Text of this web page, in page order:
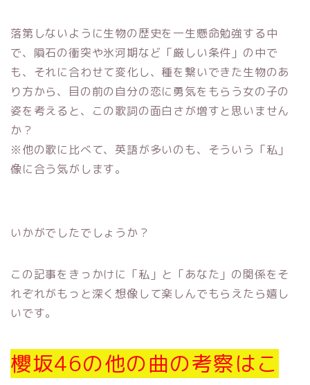
落第しないように生物の歴史を一生懸命勉強する中
で、隕石の衝突や氷河期など「厳しい条件」の中で
も、それに合わせて変化し、種を繋いできた生物のあ
り方から、目の前の自分の恋に勇気をもらう女の子の
姿を考えると、この歌詞の面白さが増すと思いません
か？
※他の歌に比べて、英語が多いのも、そういう「私」
像に合う気がします。
いかがでしたでしょうか？
この記事をきっかけに「私」と「あなた」の関係をそ
れぞれがもっと深く想像して楽しんでもらえたら嬉し
いです。
櫻坂46の他の曲の考察はこ